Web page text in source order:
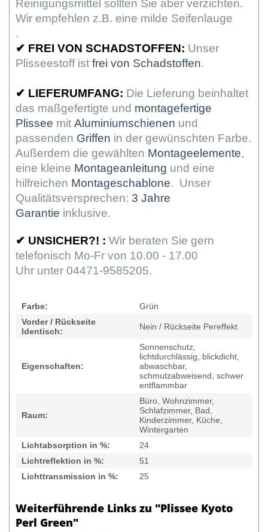
Reinigungsmittel sollten Sie aber verzichten.
Wir empfehlen z.B. eine milde Seifenlauge
.
✔ FREI VON SCHADSTOFFEN: Unser
Plisseestoff ist frei von Schadstoffen.
✔ LIEFERUMFANG: Die Lieferung beinhaltet
das maßgefertigte und montagefertige
Plissee mit Aluminiumschienen und
passenden Griffen in der gewünschten Farbe.
Außerdem die gewählten Montageelemente,
eine kleine Montageanleitung und eine
hilfreichen Montageschablone. Unser
Qualitätsversprechen: 3 Jahre
Garantie inklusive.
✔ UNSICHER?! : Wir beraten Sie gern
telefonisch Mo-Fr von 10.00 - 17.00
Uhr unter 04471-9585205.
Farbe:
Grün
Vorder / Rückseite
Identisch:
Nein / Rückseite Pereffekt
Eigenschaften:
Sonnenschutz,
lichtdurchlässig, blickdicht,
abwaschbar,
schmutzabweisend, schwer
entflammbar
Raum:
Büro, Wohnzimmer,
Schlafzimmer, Bad,
Kinderzimmer, Küche,
Wintergarten
Lichtabsorption in %:
24
Lichtreflektion in %:
51
Lichttransmission in %:
25
Weiterführende Links zu "Plissee Kyoto
Perl Green"